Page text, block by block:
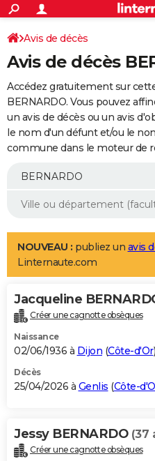
ACTUALITÉS
Politique
Société
Faits Divers
Education
Monde
Villes
+
SPORT
Coupe du monde 2026
Football
Tennis
Cyclisme
Rugby
Forum
Programme TV
TNT
Streaming
Cinéma
Sorties cinéma
Musique
+
FINANCE
Impôts
Immobilier
Risques naturels par ville
Banque
Assurance
Crédit
AUTO
Essais
Réserver un essai
Citadines
Berlines
SUV
Forum auto
+
Mobiles
Meilleur smartphone
Internet
Ordinateurs
Jeux vidéo
Guide high-tech
Aménagement intérieur
LIFESTYLE
Art de vivre
Bien-être
Loisirs
Mode
Modes de vie
Alimentation
Guide de la santé
Maladies
Médicaments
Sommeil
VOYAGE
Destinations
City break
Voyage nature
Voyage de noces
Forum
Climat
+PHOTO
GUIDES D'ACHAT
BONS PLANS
Carte de Noël
Carte Bonne année
Carte Saint-Valentin
Carte Pâques
Carte d'anniversaire
DICTIONNAIRE
Avis de décès
Avis de décès
Accédez gratuitement sur
BERNARDO. Vous pouvez
un avis de décès ou un avis
le nom d'un défunt et/ou le
commune dans le moteur de
NOUVEAU : publiez un avis
Linternaute.com
Jacqueline
Créer une cagnotte obsèques
Naissance
02/06/1936 à Dijon (Côte-d'Or)
Décès
25/04/2026 à Genlis (Côte-
Jessy BERNARDO (37
Créer une cagnotte obsèques